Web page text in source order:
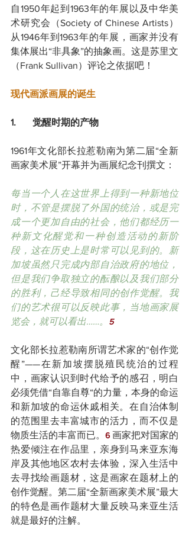
自1950年起到1963年的年展以及中华美
术研究会（Society of Chinese Artists）
从1946年到1963年的年展，画家并没有
集体展出“非具象”的抽象画。这是苏里文
（Frank Sullivan）评论之依据吧！
现代画派画展的诞生
1.       觉醒时期的产物
1961年文化部长拉惹勒南为第二届“全新
画家美术展”开幕并为画展纪念刊撰文：
每当一个人在这世界上得到一种新地位
时，不管是摆脱了外国的统治，或是完
成一个更加自由的社会，他们都经历一
种新文化醒觉和一种创造活动的新阶
段，这在历史上是时常可以见到的。新
加坡虽然只完成内部自治政府的地位，
但是我们争取独立的酝酿以及我们部分
的胜利，己经导致相同的创作觉醒。我
们的艺术很可以反映此事，当地画家展
览会，就可以看出……。 5
文化部长拉惹勒南所谓艺术家的“创作觉
醒”——在新加坡摆脱殖民统治的过程
中，画家认识到时代给予的感召，明白
必须凭借“自靠自尊“的力量，本身的命运
和新加坡的命运休戚相关。在自治体制
的范围里去丰富城市的活力，而不仅是
物质生活的丰富而已。 6 画家把对国家的
热爱倾注在作品里，亲身到马来亚东海
岸及其他地区农村去体验，深入生活中
去寻找绘画题材，这是画家在题材上的
创作觉醒。第二届“全新画家美术展”最大
的特色是画作题材大量反映马来亚生活
就是最好的注解。